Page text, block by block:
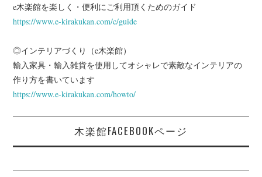
e木楽館を楽しく・便利にご利用頂くためのガイド
https://www.e-kirakukan.com/c/guide
◎インテリアづくり（e木楽館）
輸入家具・輸入雑貨を使用してオシャレで素敵なインテリアの
作り方を書いています
https://www.e-kirakukan.com/howto/
木楽館FACEBOOKページ